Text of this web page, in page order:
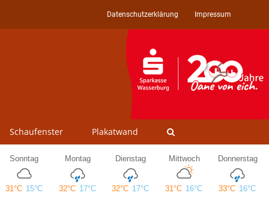
Datenschutzerklärung Impressum
Schaufenster Plakatwand